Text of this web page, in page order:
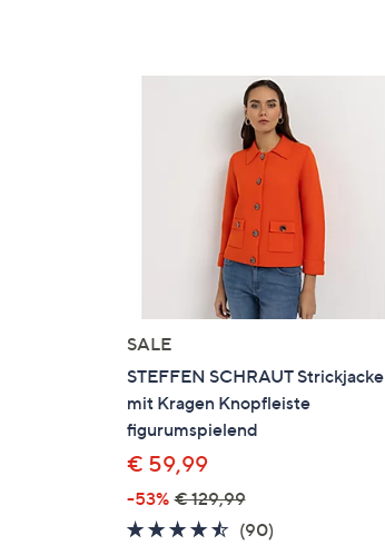
SALE
STEFFEN SCHRAUT Strickjacke
mit Kragen Knopfleiste
figurumspielend
€ 59,99
-53% € 129,99
4.5
(90)90